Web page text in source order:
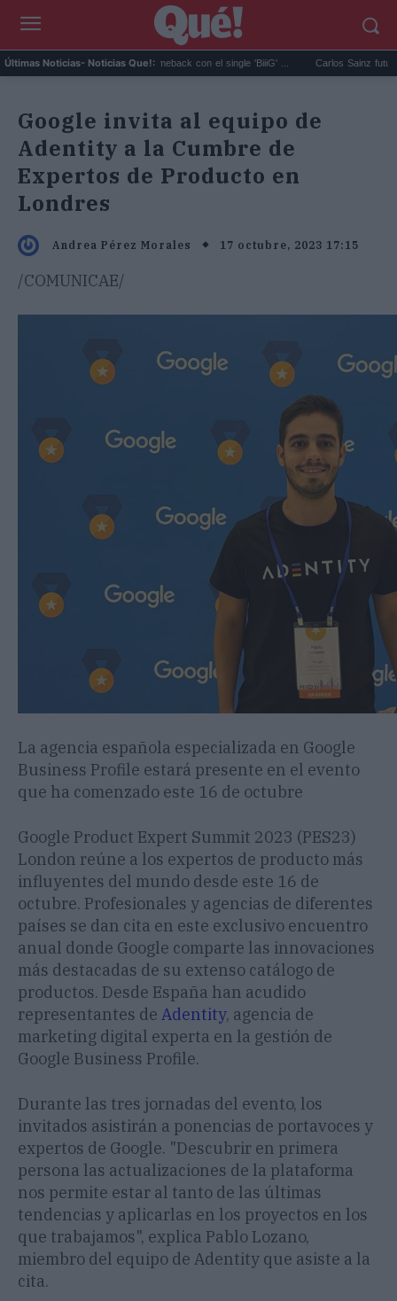
Últimas Noticias- Noticias Que!:
BIGBANG anuncia su comeback con el single 'BiiiG' ... Carlos Sainz futuro en el
Google invita al equipo de
Adentity a la Cumbre de
Expertos de Producto en
Londres
Andrea Pérez Morales 17 octubre, 2023 17:15
/COMUNICAE/
La agencia española especializada en Google
Business Profile estará presente en el evento
que ha comenzado este 16 de octubre
Google Product Expert Summit 2023 (PES23)
London reúne a los expertos de producto más
influyentes del mundo desde este 16 de
octubre. Profesionales y agencias de diferentes
países se dan cita en este exclusivo encuentro
anual donde Google comparte las innovaciones
más destacadas de su extenso catálogo de
productos. Desde España han acudido
representantes de Adentity, agencia de
marketing digital experta en la gestión de
Google Business Profile.
Durante las tres jornadas del evento, los
invitados asistirán a ponencias de portavoces y
expertos de Google. "Descubrir en primera
persona las actualizaciones de la plataforma
nos permite estar al tanto de las últimas
tendencias y aplicarlas en los proyectos en los
que trabajamos", explica Pablo Lozano,
miembro del equipo de Adentity que asiste a la
cita.